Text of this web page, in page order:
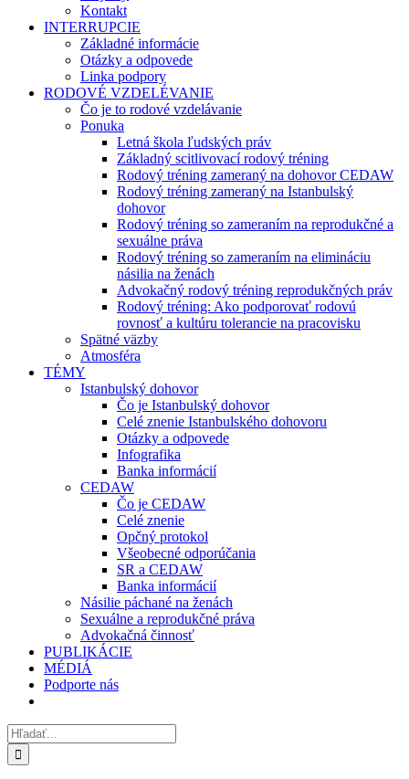
Kontakt
INTERRUPCIE
Základné informácie
Otázky a odpovede
Linka podpory
RODOVÉ VZDELÉVANIE
Čo je to rodové vzdelávanie
Ponuka
Letná škola ľudských práv
Základný scitlivovací rodový tréning
Rodový tréning zameraný na dohovor CEDAW
Rodový tréning zameraný na Istanbulský
dohovor
Rodový tréning so zameraním na reprodukčné a
sexuálne práva
Rodový tréning so zameraním na elimináciu
násilia na ženách
Advokačný rodový tréning reprodukčných práv
Rodový tréning: Ako podporovať rodovú
rovnosť a kultúru tolerancie na pracovisku
Spätné väzby
Atmosféra
TÉMY
Istanbulský dohovor
Čo je Istanbulský dohovor
Celé znenie Istanbulského dohovoru
Otázky a odpovede
Infografika
Banka informácií
CEDAW
Čo je CEDAW
Celé znenie
Opčný protokol
Všeobecné odporúčania
SR a CEDAW
Banka informácií
Násilie páchané na ženách
Sexuálne a reprodukčné práva
Advokačná činnosť
PUBLIKÁCIE
MÉDIÁ
Podporte nás
Hľadať: